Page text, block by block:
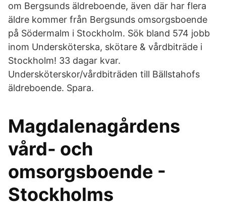
om Bergsunds äldreboende, även där har flera
äldre kommer från Bergsunds omsorgsboende
på Södermalm i Stockholm. Sök bland 574 jobb
inom Undersköterska, skötare & vårdbiträde i
Stockholm! 33 dagar kvar.
Undersköterskor/vårdbiträden till Bällstahofs
äldreboende. Spara.
Magdalenagårdens
vård- och
omsorgsboende -
Stockholms